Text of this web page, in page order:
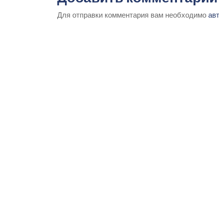
Для отправки комментария вам необходимо